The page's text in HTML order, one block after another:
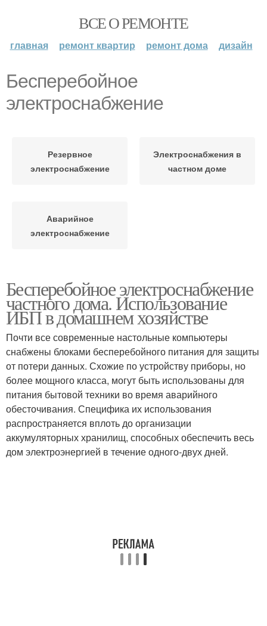
ВСЕ О РЕМОНТЕ
главная ремонт квартир ремонт дома дизайн
Бесперебойное
электроснабжение
Резервное
электроснабжение
Электроснабжения в
частном доме
Аварийное
электроснабжение
Бесперебойное электроснабжение
частного дома. Использование
ИБП в домашнем хозяйстве
Почти все современные настольные компьютеры
снабжены блоками бесперебойного питания для защиты
от потери данных. Схожие по устройству приборы, но
более мощного класса, могут быть использованы для
питания бытовой техники во время аварийного
обесточивания. Специфика их использования
распространяется вплоть до организации
аккумуляторных хранилищ, способных обеспечить весь
дом электроэнергией в течение одного-двух дней.